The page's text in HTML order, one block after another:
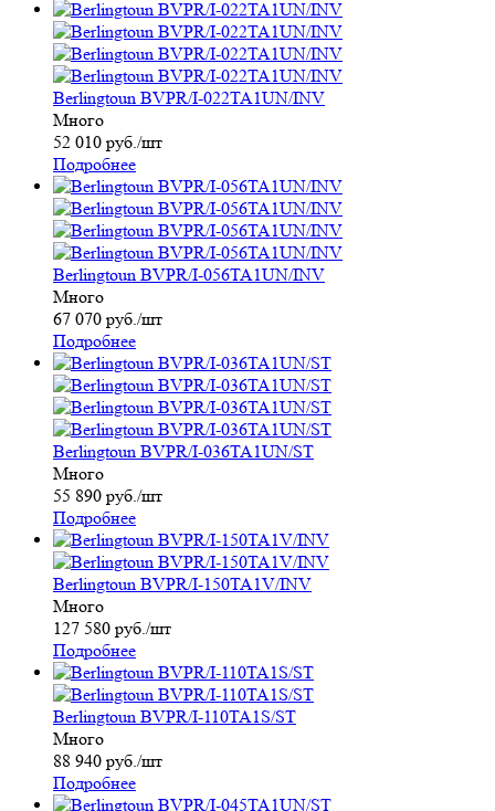
Berlingtoun BVPR/I-022TA1UN/INV
Много
52 010 руб./шт
Подробнее
Berlingtoun BVPR/I-056TA1UN/INV
Много
67 070 руб./шт
Подробнее
Berlingtoun BVPR/I-036TA1UN/ST
Много
55 890 руб./шт
Подробнее
Berlingtoun BVPR/I-150TA1V/INV
Много
127 580 руб./шт
Подробнее
Berlingtoun BVPR/I-110TA1S/ST
Много
88 940 руб./шт
Подробнее